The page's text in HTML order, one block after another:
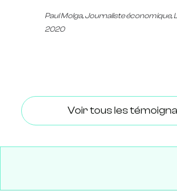
Paul Molga, Journaliste économique,
2020
Voir tous les